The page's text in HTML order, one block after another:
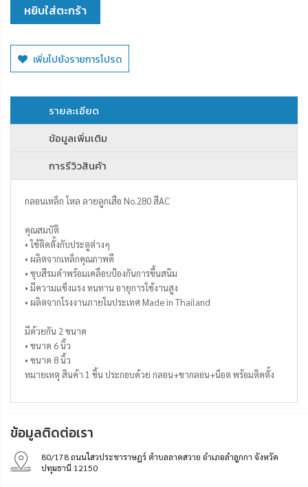
หยิบใส่ตะกร้า
เพิ่มไปยังรายการโปรด
รายละเอียด
ข้อมูลเพิ่มเติม
การรีวิวสินค้า
กลอนเหล็ก โหล ลายลูกเสือ No.280 สีAC
คุณสมบัติ
• ใช้ติดตั้งกับประตูต่างๆ
• ผลิตจากเหล็กคุณภาพดี
• ชุบสีรมดำพร้อมเคลือบป้องกันการขึ้นสนิม
• มีความแข็งแรง ทนทาน อายุการใช้งานสูง
• ผลิตจากโรงงานภายในประเทศ Made in Thailand
มีด้วยกัน 2 ขนาด
• ขนาด 6 นิ้ว
• ขนาด 8 นิ้ว
หมายเหตุ สินค้า 1 ชิ้น ประกอบด้วย กลอน+ขากลอน+น็อต พร้อมติดตั้ง
ข้อมูลติดต่อเรา
80/178 ถนนไสวประชาราษฎร์ ตำบลลาดสวาย อำเภอลำลูกกา จังหวัด
ปทุมธานี 12150